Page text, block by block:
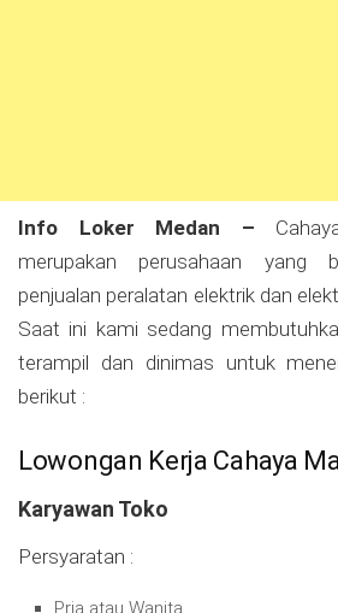
Info Loker Medan –
merupakan perusahaan yang
penjualan peralatan elektrik dan
Saat ini kami sedang
terampil dan dinimas untuk
berikut :
Lowongan Kerja Cahaya
Karyawan Toko
Persyaratan :
Pria atau Wanita